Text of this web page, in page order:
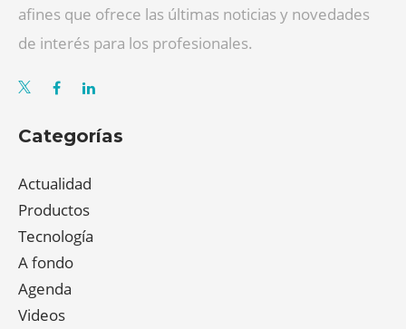
afines que ofrece las últimas noticias y novedades
de interés para los profesionales.
Categorías
Actualidad
Productos
Tecnología
A fondo
Agenda
Videos